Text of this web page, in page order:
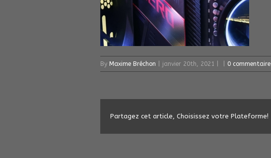
By Maxime Bréchon janvier 20th, 2021 0 commentaire
Partagez cet article, Choisissez votre Plateforme!